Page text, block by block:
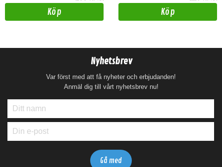
Köp Köp
Nyhetsbrev
Var först med att få nyheter och erbjudanden!
Anmäl dig till vårt nyhetsbrev nu!